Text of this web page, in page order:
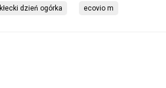
kłecki dzień ogórka ecovio m